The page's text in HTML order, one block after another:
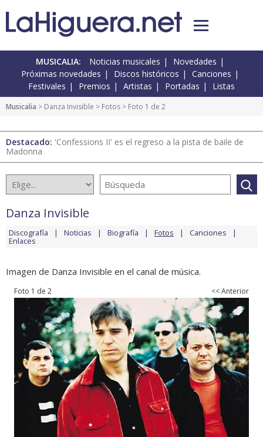
MUSICALIA: Noticias musicales
Novedades
Próximas novedades
Discos históricos
Canciones
Festivales
Premios Artistas Portadas Listas
Musicalia > Danza Invisible > Fotos > Foto 1 de 2
Destacado: 'Confessions II' es el regreso a la pista de baile de
Madonna
Danza Invisible
Discografía Noticias Biografía Fotos Canciones
Enlaces
Imagen de Danza Invisible en el canal de música.
Foto 1 de 2 << Anterior